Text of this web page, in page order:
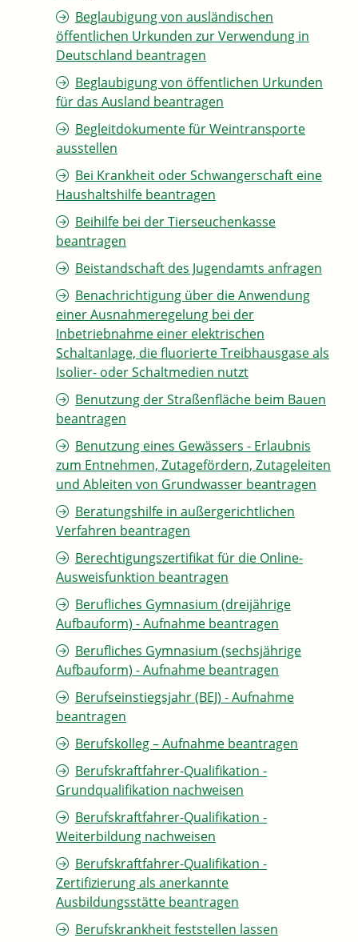
Beglaubigung von ausländischen
öffentlichen Urkunden zur Verwendung in
Deutschland beantragen
Beglaubigung von öffentlichen Urkunden
für das Ausland beantragen
Begleitdokumente für Weintransporte
ausstellen
Bei Krankheit oder Schwangerschaft eine
Haushaltshilfe beantragen
Beihilfe bei der Tierseuchenkasse
beantragen
Beistandschaft des Jugendamts anfragen
Benachrichtigung über die Anwendung
einer Ausnahmeregelung bei der
Inbetriebnahme einer elektrischen
Schaltanlage, die fluorierte Treibhausgase als
Isolier- oder Schaltmedien nutzt
Benutzung der Straßenfläche beim Bauen
beantragen
Benutzung eines Gewässers - Erlaubnis
zum Entnehmen, Zutagefördern, Zutageleiten
und Ableiten von Grundwasser beantragen
Beratungshilfe in außergerichtlichen
Verfahren beantragen
Berechtigungszertifikat für die Online-
Ausweisfunktion beantragen
Berufliches Gymnasium (dreijährige
Aufbauform) - Aufnahme beantragen
Berufliches Gymnasium (sechsjährige
Aufbauform) - Aufnahme beantragen
Berufseinstiegsjahr (BEJ) - Aufnahme
beantragen
Berufskolleg – Aufnahme beantragen
Berufskraftfahrer-Qualifikation -
Grundqualifikation nachweisen
Berufskraftfahrer-Qualifikation -
Weiterbildung nachweisen
Berufskraftfahrer-Qualifikation -
Zertifizierung als anerkannte
Ausbildungsstätte beantragen
Berufskrankheit feststellen lassen